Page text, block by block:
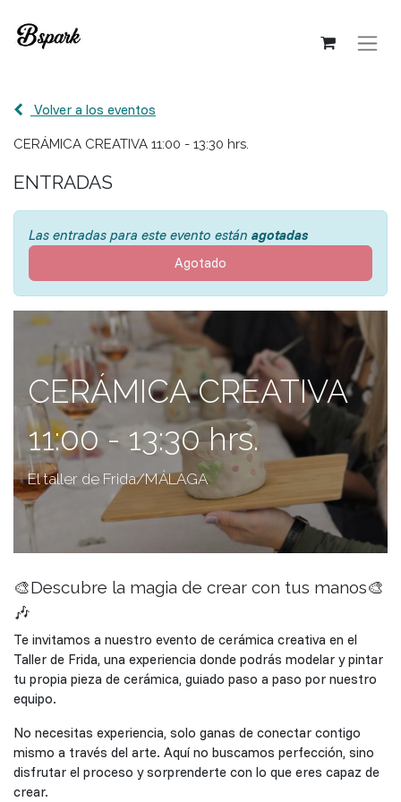
Volver a los eventos
CERÁMICA CREATIVA 11:00 - 13:30 hrs.
ENTRADAS
Las entradas para este evento están agotadas
Agotado
CERÁMICA CREATIVA
11:00 - 13:30 hrs.
El taller de Frida/MÁLAGA
🎨Descubre la magia de crear con tus manos🎨
🎶
Te invitamos a nuestro evento de cerámica creativa en el
Taller de Frida, una experiencia donde podrás modelar y pintar
tu propia pieza de cerámica, guiado paso a paso por nuestro
equipo.
No necesitas experiencia, solo ganas de conectar contigo
mismo a través del arte. Aquí no buscamos perfección, sino
disfrutar el proceso y sorprenderte con lo que eres capaz de
crear.